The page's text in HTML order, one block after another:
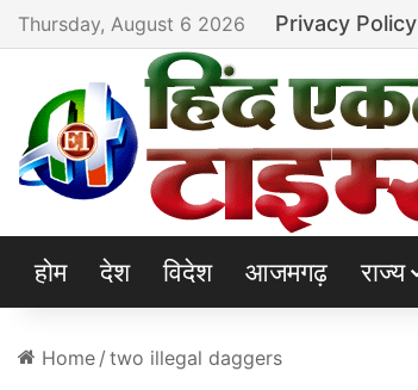
Thursday, August 6 2026 Privacy Policy
होम देश विदेश आजमगढ़ राज्य
Home / two illegal daggers